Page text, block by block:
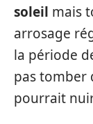
soleil mais
arrosage
la période
pas tomber
pourrait